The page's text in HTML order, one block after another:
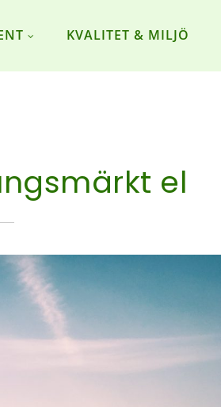
KVALITET & MILJÖ
el